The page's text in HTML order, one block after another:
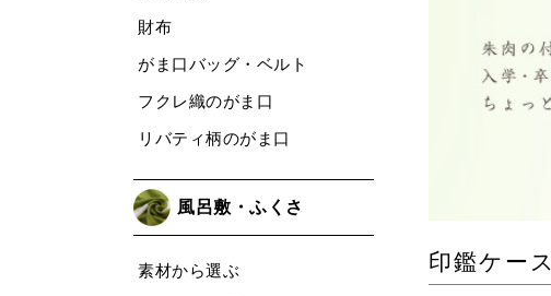
財布
がま口バッグ・ベルト
フクレ織のがま口
リバティ柄のがま口
風呂敷・ふくさ
素材から選ぶ
印鑑ケース